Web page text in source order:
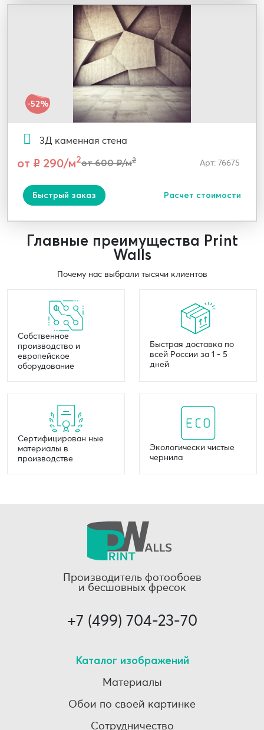
-52%
3Д каменная стена
от ₽ 290/м2от 600 ₽/м2 Арт: 76675
Быстрый заказ Расчет стоимости
Главные преимущества Print
Walls
Почему нас выбрали тысячи клиентов
Собственное
производство и
европейское
оборудование
Быстрая доставка по
всей России за 1 - 5
дней
Сертифицирован ные
материалы в
производстве
Экологически чистые
чернила
Производитель фотообоев
и бесшовных фресок
+7 (499) 704-23-70
Каталог изображений
Материалы
Обои по своей картинке
Сотрудничество